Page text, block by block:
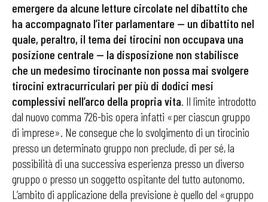
emergere da alcune letture circolate nel dibattito che
ha accompagnato l’iter parlamentare — un dibattito nel
quale, peraltro, il tema dei tirocini non occupava una
posizione centrale — la disposizione non stabilisce
che un medesimo tirocinante non possa mai svolgere
tirocini extracurriculari per più di dodici mesi
complessivi nell’arco della propria vita. Il limite introdotto
dal nuovo comma 726-bis opera infatti «per ciascun gruppo
di imprese». Ne consegue che lo svolgimento di un tirocinio
presso un determinato gruppo non preclude, di per sé, la
possibilità di una successiva esperienza presso un diverso
gruppo o presso un soggetto ospitante del tutto autonomo.
L’ambito di applicazione della previsione è quello del «gruppo